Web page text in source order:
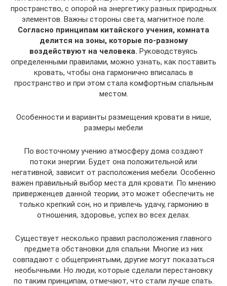
пространство, с опорой на энергетику разных природных
элементов. Важны стороны света, магнитное поле.
Согласно принципам китайского учения, комната
делится на зоны, которые по-разному
воздействуют на человека. Руководствуясь
определенными правилами, можно узнать, как поставить
кровать, чтобы она гармонично вписалась в
пространство и при этом стала комфортным спальным
местом.
Особенности и варианты размещения кровати в нише,
размеры мебели
По восточному учению атмосферу дома создают
потоки энергии. Будет она положительной или
негативной, зависит от расположения мебели. Особенно
важен правильный выбор места для кровати. По мнению
приверженцев данной теории, это может обеспечить не
только крепкий сон, но и привлечь удачу, гармонию в
отношения, здоровье, успех во всех делах.
Существует несколько правил расположения главного
предмета обстановки для спальни. Многие из них
совпадают с общепринятыми, другие могут показаться
необычными. Но люди, которые сделали перестановку
по таким принципам, отмечают, что стали лучше спать.